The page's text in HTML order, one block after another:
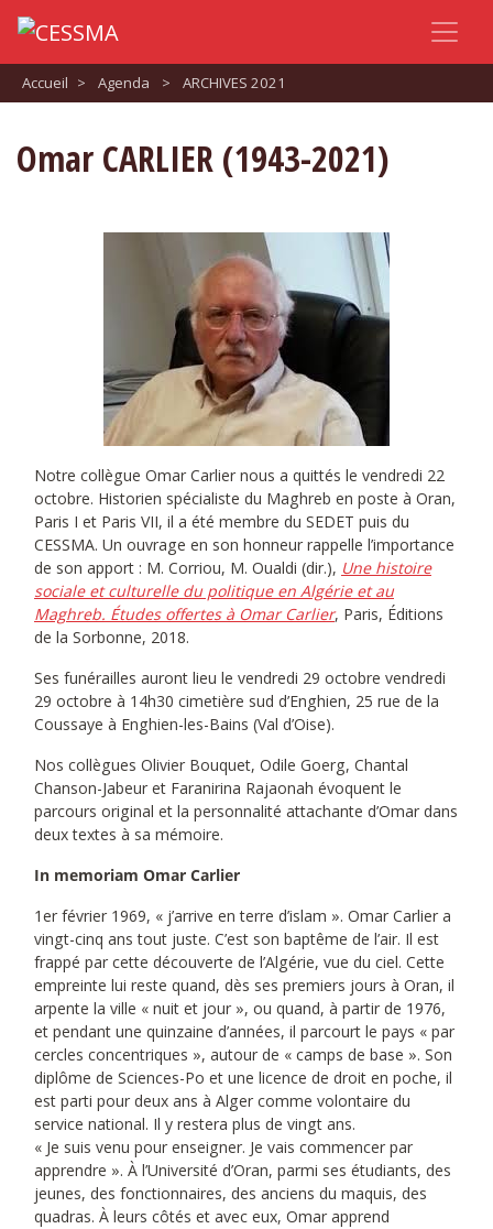
Accueil > Agenda > ARCHIVES 2021
Omar CARLIER (1943-2021)
Notre collègue Omar Carlier nous a quittés le vendredi 22
octobre. Historien spécialiste du Maghreb en poste à Oran,
Paris I et Paris VII, il a été membre du SEDET puis du
CESSMA. Un ouvrage en son honneur rappelle l’importance
de son apport : M. Corriou, M. Oualdi (dir.), Une histoire
sociale et culturelle du politique en Algérie et au
Maghreb. Études offertes à Omar Carlier, Paris, Éditions
de la Sorbonne, 2018.
Ses funérailles auront lieu le vendredi 29 octobre vendredi
29 octobre à 14h30 cimetière sud d’Enghien, 25 rue de la
Coussaye à Enghien-les-Bains (Val d’Oise).
Nos collègues Olivier Bouquet, Odile Goerg, Chantal
Chanson-Jabeur et Faranirina Rajaonah évoquent le
parcours original et la personnalité attachante d’Omar dans
deux textes à sa mémoire.
In memoriam Omar Carlier
1er février 1969, « j’arrive en terre d’islam ». Omar Carlier a
vingt-cinq ans tout juste. C’est son baptême de l’air. Il est
frappé par cette découverte de l’Algérie, vue du ciel. Cette
empreinte lui reste quand, dès ses premiers jours à Oran, il
arpente la ville « nuit et jour », ou quand, à partir de 1976,
et pendant une quinzaine d’années, il parcourt le pays « par
cercles concentriques », autour de « camps de base ». Son
diplôme de Sciences-Po et une licence de droit en poche, il
est parti pour deux ans à Alger comme volontaire du
service national. Il y restera plus de vingt ans.
« Je suis venu pour enseigner. Je vais commencer par
apprendre ». À l’Université d’Oran, parmi ses étudiants, des
jeunes, des fonctionnaires, des anciens du maquis, des
quadras. À leurs côtés et avec eux, Omar apprend